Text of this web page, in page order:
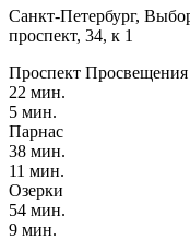
Санкт-Петербург,
проспект, 34, к 1
Проспект Просвещения
22 мин.
5 мин.
Парнас
38 мин.
11 мин.
Озерки
54 мин.
9 мин.